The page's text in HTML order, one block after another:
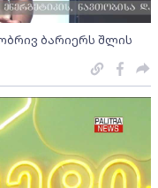
ბარიერს შლის